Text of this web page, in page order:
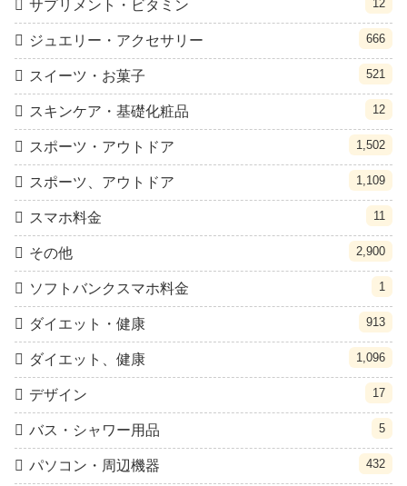
サプリメント・ビタミン 12
ジュエリー・アクセサリー 666
スイーツ・お菓子 521
スキンケア・基礎化粧品 12
スポーツ・アウトドア 1,502
スポーツ、アウトドア 1,109
スマホ料金 11
その他 2,900
ソフトバンクスマホ料金 1
ダイエット・健康 913
ダイエット、健康 1,096
デザイン 17
バス・シャワー用品 5
パソコン・周辺機器 432